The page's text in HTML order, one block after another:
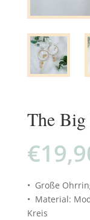
The
€
• Große
• Material:
Kreis